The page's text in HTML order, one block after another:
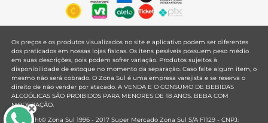
Os preços e os produtos visualizados no site e aplicativo podem ser diferentes
dos praticados em nossas lojas físicas. Os itens pesáveis possuem peso médio
em suas descrições, pois podem sofrer variação. Produtos sujeitos à
disponibilidade de estoque no momento da separação. Caso falte algum item, o
mesmo não será cobrado. O Zona Sul é uma empresa varejista e se reserva o
direito de não vender por atacado. A VENDA E O CONSUMO DE BEBIDAS
ALCOÓLICAS SÃO PROIBIDOS PARA MENORES DE 18 ANOS. BEBA COM
MODERAÇÃO.
Copyright© Zona Sul 1996 - 2017 Super Mercado Zona Sul S/A F1129 - CNPJ: